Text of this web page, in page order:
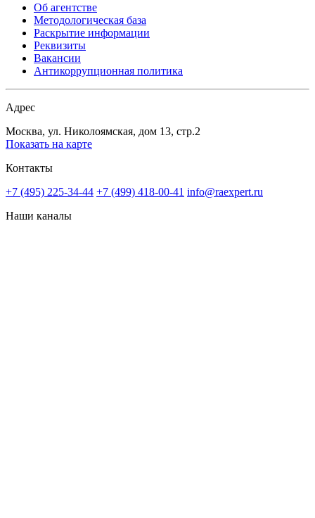
Об агентстве
Методологическая база
Раскрытие информации
Реквизиты
Вакансии
Антикоррупционная политика
Адрес
Москва, ул. Николоямская, дом 13, стр.2
Показать на карте
Контакты
+7 (495) 225-34-44 +7 (499) 418-00-41 info@raexpert.ru
Наши каналы